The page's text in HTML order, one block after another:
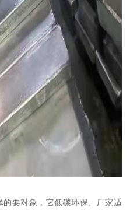
要对象，它低碳环保、厂家适